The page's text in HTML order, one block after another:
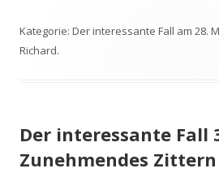
Kategorie: Der interessante Fall am 28.
Richard.
Der interessante Fall
Zunehmendes